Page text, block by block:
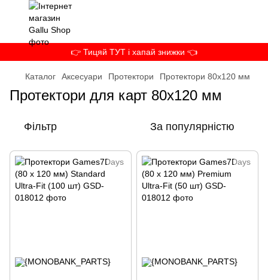
👉 Тицяй ТУТ і хапай знижки 👈
Каталог Аксесуари Протектори Протектори 80x120 мм
Протектори для карт 80x120 мм
Фільтр За популярністю